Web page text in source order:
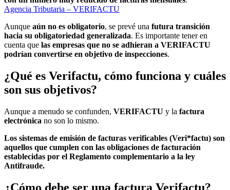
Agencia Tributaria – VERIFACTU
Aunque aún no es obligatorio, se prevé una futura transición
hacia su obligatoriedad generalizada. Es importante tener en
cuenta que las empresas que no se adhieran a VERIFACTU
podrían convertirse en objetivo de inspecciones.
¿Qué es Verifactu, cómo funciona y cuáles
son sus objetivos?
Aunque a menudo se confunden, VERIFACTU y la factura
electrónica no son lo mismo.
Los sistemas de emisión de facturas verificables (Veri*factu) son
aquellos que cumplen con las obligaciones de facturación
establecidas por el Reglamento complementario a la ley
Antifraude.
¿Cómo debe ser una factura Verifactu?